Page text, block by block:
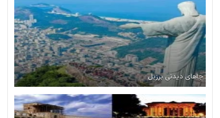
جاهای دیدنی برزیل